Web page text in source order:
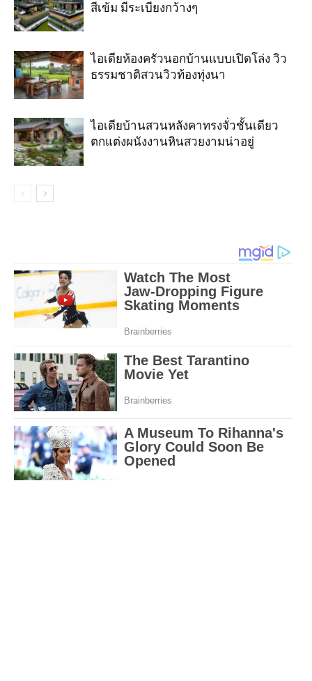
สีเข้ม มีระเบียงกว้างๆ
ไอเดียห้องครัวนอกบ้านแบบเปิดโล่ง วิว
ธรรมชาติสวนวิวท้องทุ่งนา
ไอเดียบ้านสวนหลังคาทรงจั่วชั้นเดียว
ตกแต่งผนังงานหินสวยงามน่าอยู่